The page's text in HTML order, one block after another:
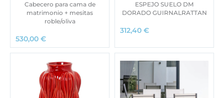
Cabecero para cama de
matrimonio + mesitas
roble/oliva
530,00 €
ESPEJO SUELO DM
DORADO GUIRNALRATTAN
312,40 €